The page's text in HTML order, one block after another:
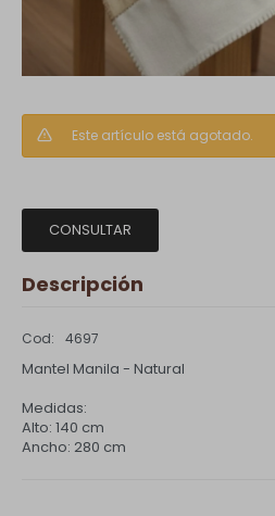
Este artículo está agotado.
CONSULTAR
Descripción
4697
Mantel Manila - Natural
Medidas:
Alto: 140 cm
Ancho: 280 cm